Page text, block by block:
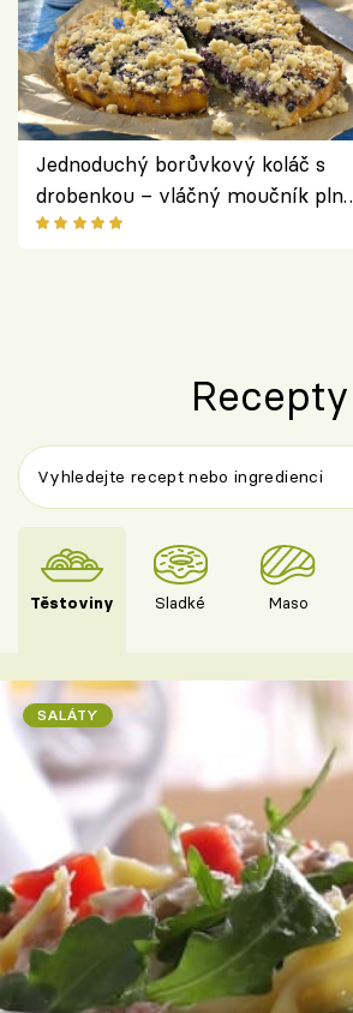
Jednoduchý borůvkový koláč s
drobenkou – vláčný moučník plný
ovoce
Recepty
Těstoviny Sladké Maso
SALÁTY